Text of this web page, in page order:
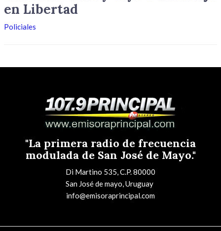
en Libertad
Policiales
"La primera radio de frecuencia
modulada de San José de Mayo."
Di Martino 535, C.P. 80000
San José de mayo, Uruguay
info@emisoraprincipal.com